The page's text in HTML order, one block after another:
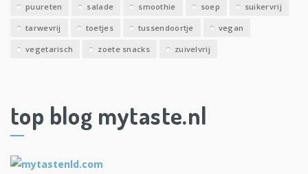
puureten salade smoothie soep suikervrij
tarwevrij toetjes tussendoortje vegan
vegetarisch zoete snacks zuivelvrij
top blog mytaste.nl